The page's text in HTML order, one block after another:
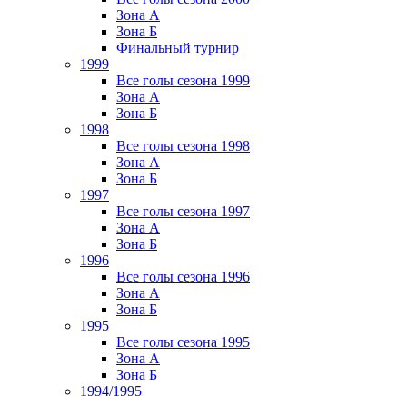
Зона А
Зона Б
Финальный турнир
1999
Все голы сезона 1999
Зона А
Зона Б
1998
Все голы сезона 1998
Зона А
Зона Б
1997
Все голы сезона 1997
Зона А
Зона Б
1996
Все голы сезона 1996
Зона А
Зона Б
1995
Все голы сезона 1995
Зона А
Зона Б
1994/1995